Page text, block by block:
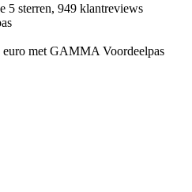
5 sterren, 949 klantreviews
met GAMMA Voordeelpas